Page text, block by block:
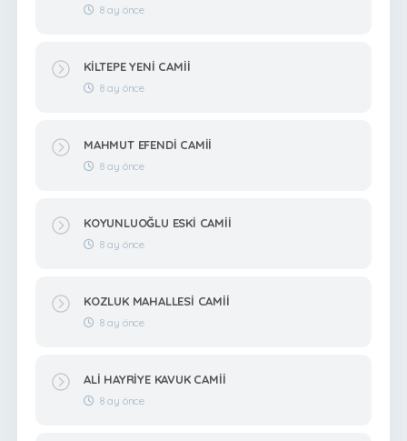
8 ay önce
KİLTEPE YENİ CAMİİ
8 ay önce
MAHMUT EFENDİ CAMİİ
8 ay önce
KOYUNLUOĞLU ESKİ CAMİİ
8 ay önce
KOZLUK MAHALLESİ CAMİİ
8 ay önce
ALİ HAYRİYE KAVUK CAMİİ
8 ay önce